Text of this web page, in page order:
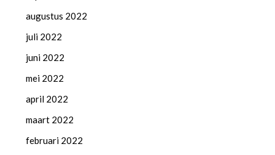
augustus 2022
juli 2022
juni 2022
mei 2022
april 2022
maart 2022
februari 2022